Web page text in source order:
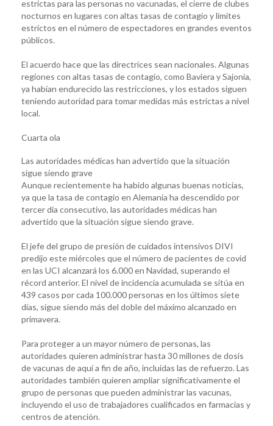
estrictas para las personas no vacunadas, el cierre de clubes
nocturnos en lugares con altas tasas de contagio y límites
estrictos en el número de espectadores en grandes eventos
públicos.
El acuerdo hace que las directrices sean nacionales. Algunas
regiones con altas tasas de contagio, como Baviera y Sajonia,
ya habían endurecido las restricciones, y los estados siguen
teniendo autoridad para tomar medidas más estrictas a nivel
local.
Cuarta ola
Las autoridades médicas han advertido que la situación
sigue siendo grave
Aunque recientemente ha habido algunas buenas noticias,
ya que la tasa de contagio en Alemania ha descendido por
tercer día consecutivo, las autoridades médicas han
advertido que la situación sigue siendo grave.
El jefe del grupo de presión de cuidados intensivos DIVI
predijo este miércoles que el número de pacientes de covid
en las UCI alcanzará los 6.000 en Navidad, superando el
récord anterior. El nivel de incidencia acumulada se sitúa en
439 casos por cada 100.000 personas en los últimos siete
días, sigue siendo más del doble del máximo alcanzado en
primavera.
Para proteger a un mayor número de personas, las
autoridades quieren administrar hasta 30 millones de dosis
de vacunas de aquí a fin de año, incluidas las de refuerzo. Las
autoridades también quieren ampliar significativamente el
grupo de personas que pueden administrar las vacunas,
incluyendo el uso de trabajadores cualificados en farmacias y
centros de atención.